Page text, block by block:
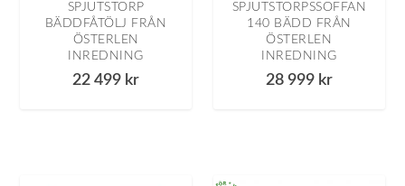
SPJUTSTORP
BÄDDFÅTÖLJ FRÅN
ÖSTERLEN
INREDNING
22 499 kr
SPJUTSTORPSSOFFAN
140 BÄDD FRÅN
ÖSTERLEN
INREDNING
28 999 kr